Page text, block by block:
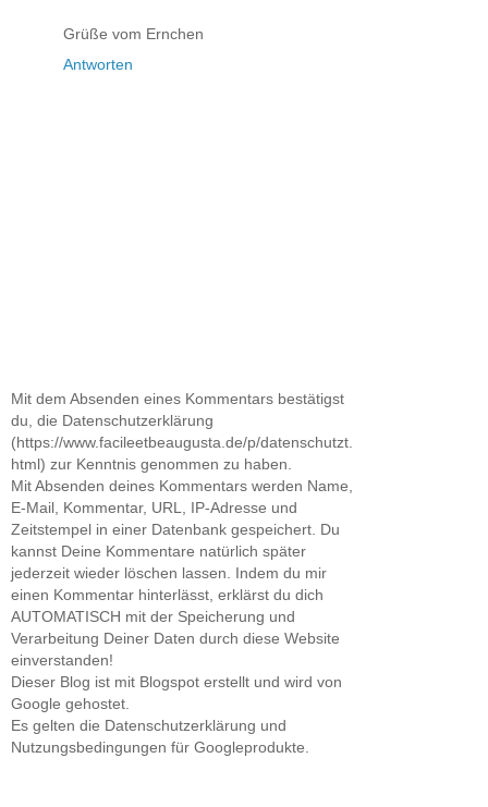
Grüße vom Ernchen
Antworten
Mit dem Absenden eines Kommentars bestätigst
du, die Datenschutzerklärung
(https://www.facileetbeaugusta.de/p/datenschutzt.
html) zur Kenntnis genommen zu haben.
Mit Absenden deines Kommentars werden Name,
E-Mail, Kommentar, URL, IP-Adresse und
Zeitstempel in einer Datenbank gespeichert. Du
kannst Deine Kommentare natürlich später
jederzeit wieder löschen lassen. Indem du mir
einen Kommentar hinterlässt, erklärst du dich
AUTOMATISCH mit der Speicherung und
Verarbeitung Deiner Daten durch diese Website
einverstanden!
Dieser Blog ist mit Blogspot erstellt und wird von
Google gehostet.
Es gelten die Datenschutzerklärung und
Nutzungsbedingungen für Googleprodukte.